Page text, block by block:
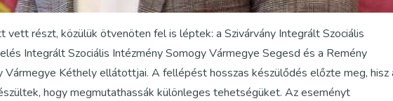
részt, közülük ötvenöten fel is léptek: a Szivárvány Integrált Szociális
Integrált Szociális Intézmény Somogy Vármegye Segesd és a Remény
Vármegye Kéthely ellátottjai. A fellépést hosszas készülődés előzte meg, hisz
hogy megmutathassák különleges tehetségüket. Az eseményt